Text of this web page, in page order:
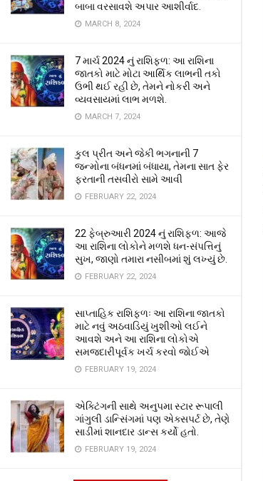
બાબા વરસાવશે અપાર આશીર્વાદ.
MARCH 8, 2024
7 માર્ચ 2024 નું રાશિફળ: આ રાશિના
જાતકો માટે મોટા આર્થિક લાભની તકો
ઉભી થઈ રહી છે, તેમને નોકરી અને
વ્યવસાયમાં લાભ મળશે.
MARCH 7, 2024
કુલ પ્રીત અને જેકી ભગનાની 7
જન્મોના બંધનમાં બંધાયા, તેમના સાત ફેર
ફરતાની તસવીરો સામે આવી
FEBRUARY 22, 2024
22 ફેબ્રુઆરી 2024 નું રાશિફળ: આજે
આ રાશિના લોકોને મળશે ધન-સંપત્તિનું
સુખ, જાણો તમારા નસીબમાં શું લખ્યું છે.
FEBRUARY 22, 2024
સાપ્તાહિક રાશિફળઃ આ રાશિના જાતકો
માટે નવું અઠવાડિયું ખુશીઓ લઈને
આવશે અને આ રાશિના લોકોએ
સમજદારીપૂર્વક ખર્ચ કરવો જોઈએ
FEBRUARY 19, 2024
એક્ટિંગની સાથે અનુપમા સ્ટાર રૂપાલી
ગાંગુલી ડાન્સિંગમાં પણ એક્સપર્ટ છે, તેણે
સાડીમાં શાનદાર ડાન્સ કર્યો હતો.
FEBRUARY 19, 2024